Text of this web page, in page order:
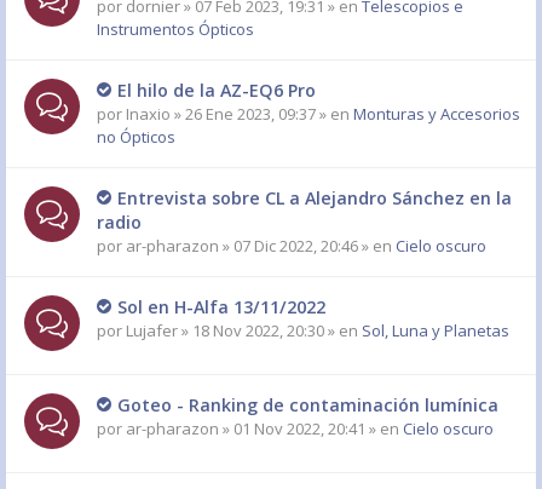
por dornier» 07 Feb 2023, 19:31 » en Telescopios e
Instrumentos Ópticos
El hilo de la AZ-EQ6 Pro
por Inaxio » 26 Ene 2023, 09:37 » en Monturas y Accesorios
no Ópticos
Entrevista sobre CL a Alejandro Sánchez en la
radio
por ar-pharazon » 07 Dic 2022, 20:46 » en Cielo oscuro
Sol en H-Alfa 13/11/2022
por Lujafer» 18 Nov 2022, 20:30 » en Sol, Luna y Planetas
Goteo - Ranking de contaminación lumínica
por ar-pharazon » 01 Nov 2022, 20:41 » en Cielo oscuro